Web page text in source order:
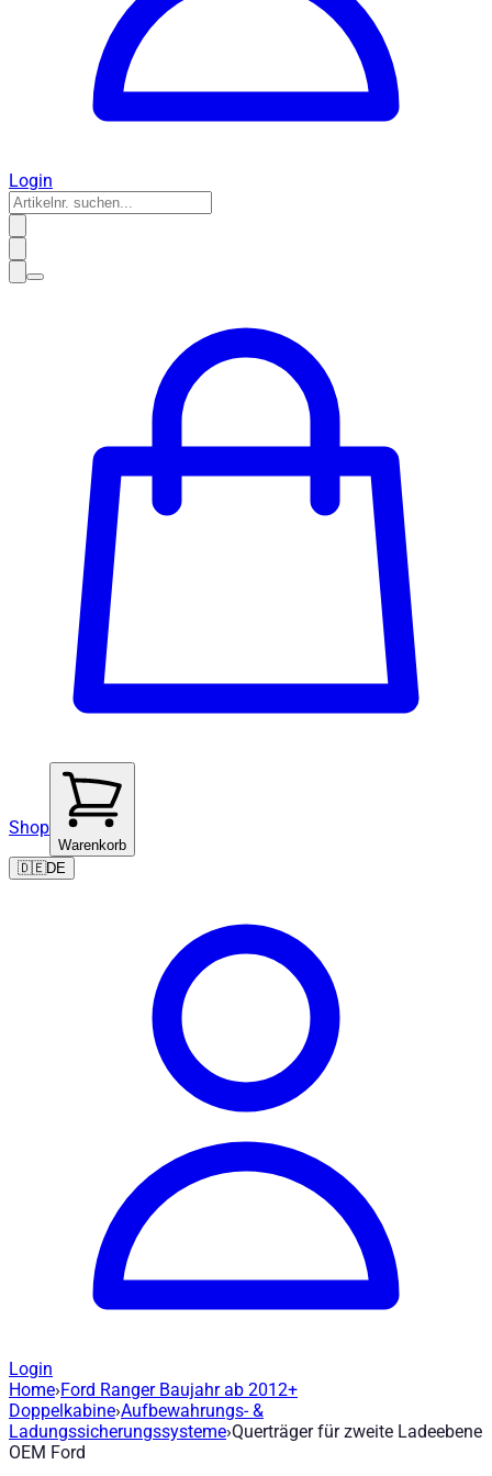
Login
Shop
Warenkorb
🇩🇪DE
Login
Querträger für zweite Ladeebene OEM
Artikel-Nr:
Home›Ford Ranger Baujahr ab 2012+
Doppelkabine›Aufbewahrungs- &
Ladungssicherungssysteme›Querträger für zweite Ladeebene
OEM Ford